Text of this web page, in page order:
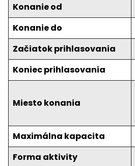
Konanie od
Konanie do
Začiatok prihlasovania
Koniec prihlasovania
Miesto konania
Maximálna kapacita
Forma aktivity